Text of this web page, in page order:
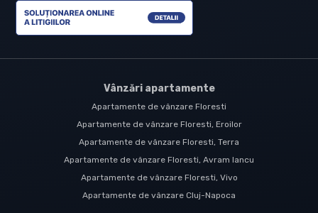
Vânzări apartamente
Apartamente de vânzare Floresti
Apartamente de vânzare Floresti, Eroilor
Apartamente de vânzare Floresti, Terra
Apartamente de vânzare Floresti, Avram Iancu
Apartamente de vânzare Floresti, Vivo
Apartamente de vânzare Cluj-Napoca